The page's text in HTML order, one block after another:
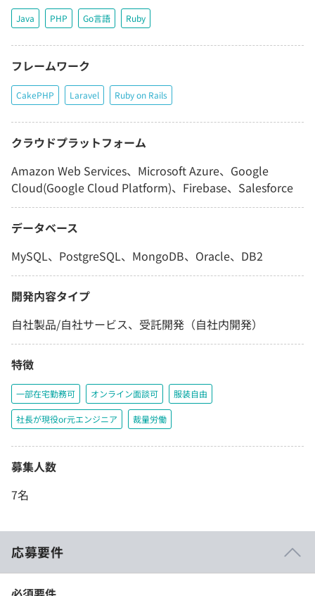
Java PHP Go言語 Ruby
フレームワーク
CakePHP Laravel Ruby on Rails
クラウドプラットフォーム
Amazon Web Services、Microsoft Azure、Google
Cloud(Google Cloud Platform)、Firebase、Salesforce
データベース
MySQL、PostgreSQL、MongoDB、Oracle、DB2
開発内容タイプ
自社製品/自社サービス、受託開発（自社内開発）
特徴
一部在宅勤務可 オンライン面談可 服装自由
社長が現役or元エンジニア 裁量労働
募集人数
7名
応募要件